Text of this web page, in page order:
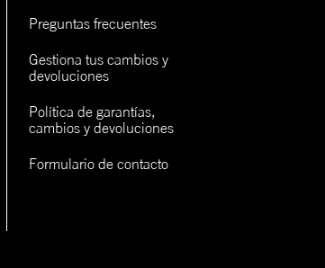
Preguntas frecuentes
Gestiona tus cambios y
devoluciones
Política de garantías,
cambios y devoluciones
Formulario de contacto